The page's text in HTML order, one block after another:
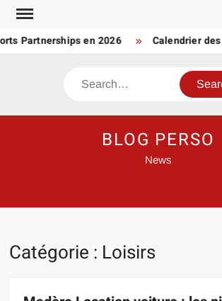
Skip
content
en 2026 Calendrier des
Search
BLOG PERSO
News
Catégorie : Loisirs